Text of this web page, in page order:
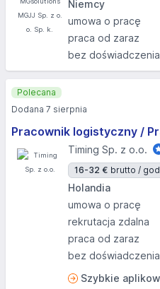
Niemcy
umowa o pracę
praca od zaraz
bez doświadczenia
Pracownik logistyczny /
Timing Sp. z o.o.
16-32 € brutto /
Holandia
umowa o pracę
rekrutacja zdalna
praca od zaraz
bez doświadczenia
Szybkie
Polecana
Dodana 7 sierpnia